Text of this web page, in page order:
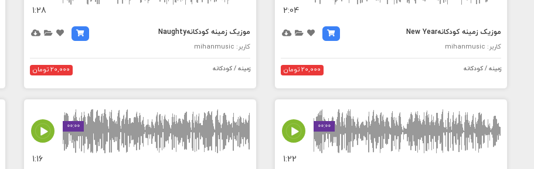
2:04
موزیک زمینه کودکانهNew Year
کاربر: mihanmusic
زمینه / کودکانه 20,000 تومان
1:28
موزیک زمینه کودکانهNaughty
کاربر: mihanmusic
زمینه / کودکانه 20,000 تومان
00:00
MEDIA_ELEMENT_ERROR: Empty src attribute
1:22
00:00
MEDIA_ELEMENT_ERROR: Empty src attribute
1:16